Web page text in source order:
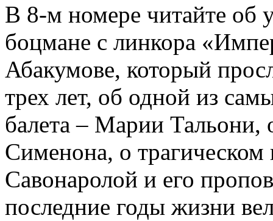
В 8-м номере читайте об
боцмане с линкора
Абакумове, который
трех лет, об одной из
балета – Марии
Сименона, о трагическом
Савонаролой и его
последние годы жизни